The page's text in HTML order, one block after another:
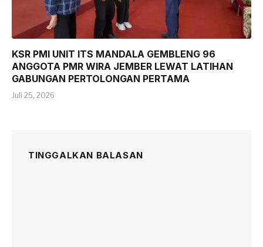
KSR PMI UNIT ITS MANDALA GEMBLENG 96
ANGGOTA PMR WIRA JEMBER LEWAT LATIHAN
GABUNGAN PERTOLONGAN PERTAMA
Juli 25, 2026
TINGGALKAN BALASAN